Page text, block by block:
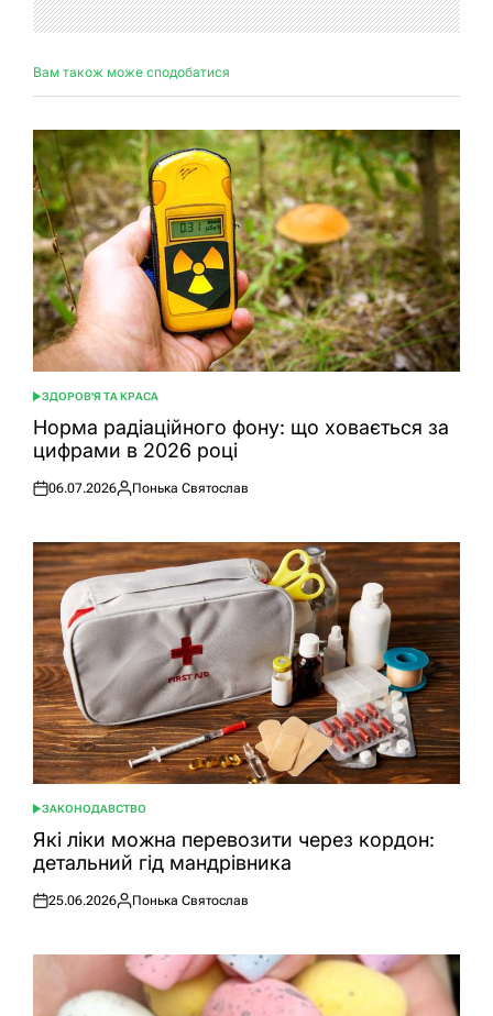
Вам також може сподобатися
ОПУБЛІКУВАТИ
У
ЗДОРОВ'Я ТА КРАСА
Норма радіаційного фону: що ховається за
цифрами в 2026 році
Оприлюднено
06.07.2026
Опубліковано
Понька Святослав
ОПУБЛІКУВАТИ
У
ЗАКОНОДАВСТВО
Які ліки можна перевозити через кордон:
детальний гід мандрівника
Оприлюднено
25.06.2026
Опубліковано
Понька Святослав